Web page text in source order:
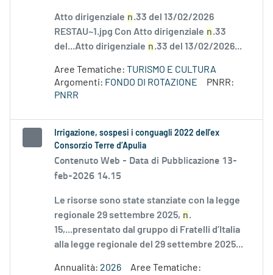
Atto dirigenziale n.33 del 13/02/2026
RESTAU~1.jpg Con Atto dirigenziale n.33
del...Atto dirigenziale n.33 del 13/02/2026...
Aree Tematiche: TURISMO E CULTURA
Argomenti: FONDO DI ROTAZIONE
PNRR:
PNRR
Irrigazione, sospesi i conguagli 2022 dell’ex
Consorzio Terre d’Apulia
Contenuto Web - Data di Pubblicazione 13-
feb-2026 14.15
Le risorse sono state stanziate con la legge
regionale 29 settembre 2025, n.
15,...presentato dal gruppo di Fratelli d’Italia
alla legge regionale del 29 settembre 2025...
Annualità: 2026
Aree Tematiche: